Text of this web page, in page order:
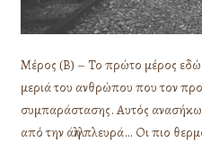
Μέρος (Β) – Το πρώτο μέρος εδώ
μεριά του ανθρώπου που τον
συμπαράστασης. Αυτός
από την άλλη πλευρά… Οι πιο